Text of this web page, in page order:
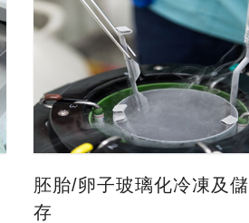
胚胎/卵子玻璃化冷凍及儲
存